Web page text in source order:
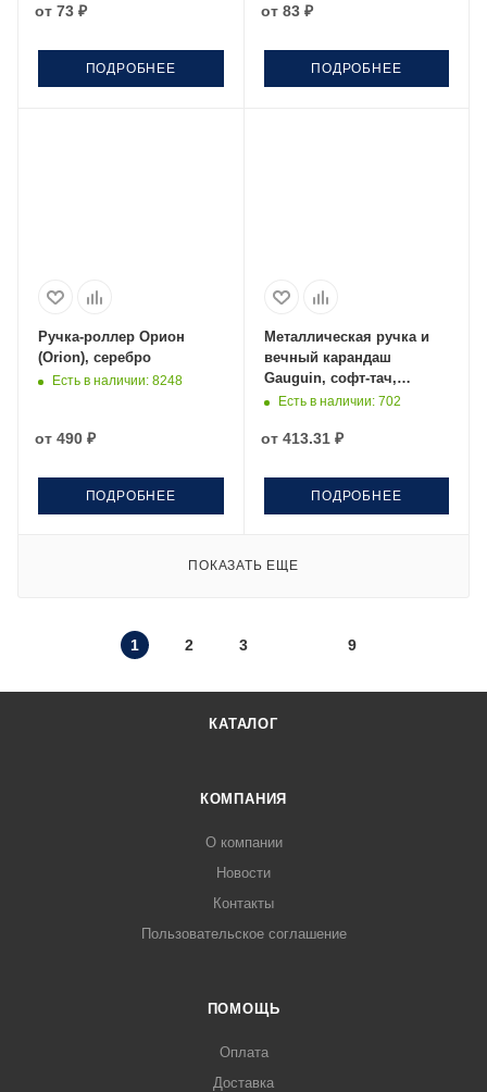
от 73 ₽
ПОДРОБНЕЕ
от 83 ₽
ПОДРОБНЕЕ
Ручка-роллер Орион
(Orion), серебро
Есть в наличии: 8248
от 490 ₽
ПОДРОБНЕЕ
Металлическая ручка и
вечный карандаш
Gauguin, софт-тач,
черный
Есть в наличии: 702
от 413.31 ₽
ПОДРОБНЕЕ
ПОКАЗАТЬ ЕЩЕ
1 2 3 9
КАТАЛОГ
КОМПАНИЯ
О компании
Новости
Контакты
Пользовательское соглашение
ПОМОЩЬ
Оплата
Доставка